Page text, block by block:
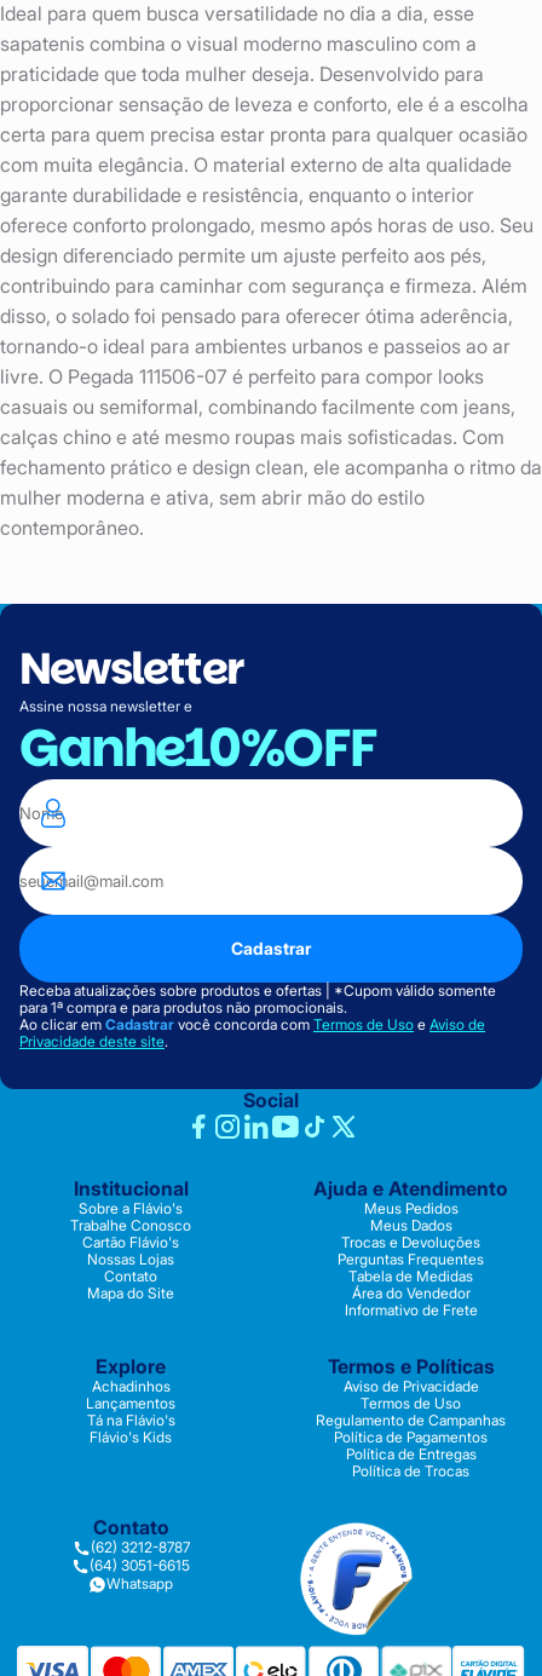
Ideal para quem busca versatilidade no dia a dia, esse
sapatenis combina o visual moderno masculino com a
praticidade que toda mulher deseja. Desenvolvido para
proporcionar sensação de leveza e conforto, ele é a escolha
certa para quem precisa estar pronta para qualquer ocasião
com muita elegância. O material externo de alta qualidade
garante durabilidade e resistência, enquanto o interior
oferece conforto prolongado, mesmo após horas de uso. Seu
design diferenciado permite um ajuste perfeito aos pés,
contribuindo para caminhar com segurança e firmeza. Além
disso, o solado foi pensado para oferecer ótima aderência,
tornando-o ideal para ambientes urbanos e passeios ao ar
livre. O Pegada 111506-07 é perfeito para compor looks
casuais ou semiformal, combinando facilmente com jeans,
calças chino e até mesmo roupas mais sofisticadas. Com
fechamento prático e design clean, ele acompanha o ritmo da
mulher moderna e ativa, sem abrir mão do estilo
contemporâneo.
Newsletter
Assine nossa newsletter e
Ganhe10%OFF
Cadastrar
Receba atualizações sobre produtos e ofertas | *Cupom válido somente
para 1ª compra e para produtos não promocionais.
Ao clicar em Cadastrar você concorda com Termos de Uso e Aviso de
Privacidade deste site.
Social
Institucional
Sobre a Flávio's
Trabalhe Conosco
Cartão Flávio's
Nossas Lojas
Contato
Mapa do Site
Ajuda e Atendimento
Meus Pedidos
Meus Dados
Trocas e Devoluções
Perguntas Frequentes
Tabela de Medidas
Área do Vendedor
Informativo de Frete
Explore
Achadinhos
Lançamentos
Tá na Flávio's
Flávio's Kids
Termos e Políticas
Aviso de Privacidade
Termos de Uso
Regulamento de Campanhas
Política de Pagamentos
Política de Entregas
Política de Trocas
Contato
(62) 3212-8787
(64) 3051-6615
Whatsapp